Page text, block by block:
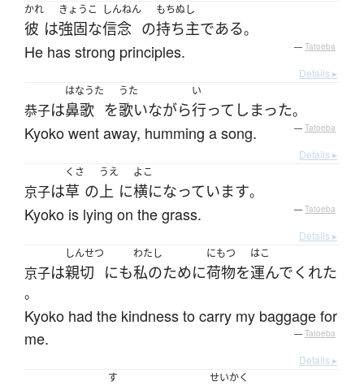
かれ
彼 は
きょうこ
強固な
しんねん
信念 の
もちぬし
持ち主である。
He has strong principles. — Tatoeba
Details ▸
恭子は
はなうた
鼻歌 を
うた
歌いながら
い
行って しまった。
Kyoko went away, humming a song. — Tatoeba
Details ▸
京子は
くさ
草 の
うえ
上 に
よこ
横になっています。
Kyoko is lying on the grass. — Tatoeba
Details ▸
京子は
しんせつ
親切 にも
わたし
私のために
にもつ
荷物を
はこ
運んでくれた
。
Kyoko had the kindness to carry my baggage for
me.
— Tatoeba
Details ▸
す せいかく